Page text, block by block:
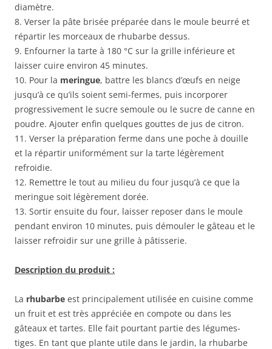
diamètre.
8. Verser la pâte brisée préparée dans le moule beurré et
répartir les morceaux de rhubarbe dessus.
9. Enfourner la tarte à 180 °C sur la grille inférieure et
laisser cuire environ 45 minutes.
10. Pour la meringue, battre les blancs d’œufs en neige
jusqu’à ce qu’ils soient semi-fermes, puis incorporer
progressivement le sucre semoule ou le sucre de canne en
poudre. Ajouter enfin quelques gouttes de jus de citron.
11. Verser la préparation ferme dans une poche à douille
et la répartir uniformément sur la tarte légèrement
refroidie.
12. Remettre le tout au milieu du four jusqu’à ce que la
meringue soit légèrement dorée.
13. Sortir ensuite du four, laisser reposer dans le moule
pendant environ 10 minutes, puis démouler le gâteau et le
laisser refroidir sur une grille à pâtisserie.
Description du produit :
La rhubarbe est principalement utilisée en cuisine comme
un fruit et est très appréciée en compote ou dans les
gâteaux et tartes. Elle fait pourtant partie des légumes-
tiges. En tant que plante utile dans le jardin, la rhubarbe